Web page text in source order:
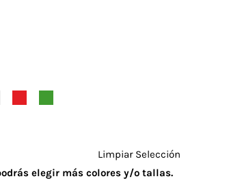
Limpiar Selección
elegir más colores y/o tallas.